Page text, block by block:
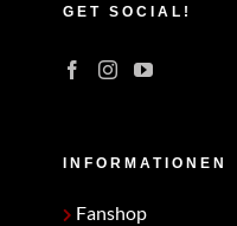
GET SOCIAL!
INFORMATIONEN
Fanshop